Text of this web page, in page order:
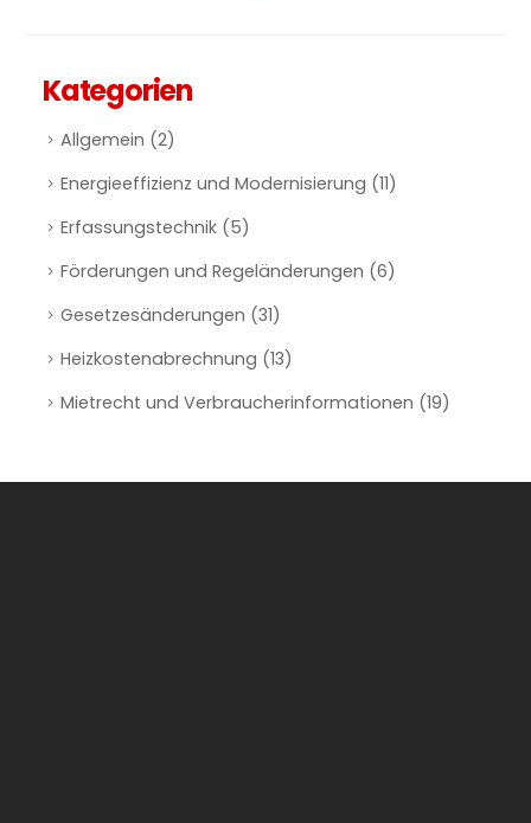
Kategorien
Allgemein (2)
Energieeffizienz und Modernisierung (11)
Erfassungstechnik (5)
Förderungen und Regeländerungen (6)
Gesetzesänderungen (31)
Heizkostenabrechnung (13)
Mietrecht und Verbraucherinformationen (19)